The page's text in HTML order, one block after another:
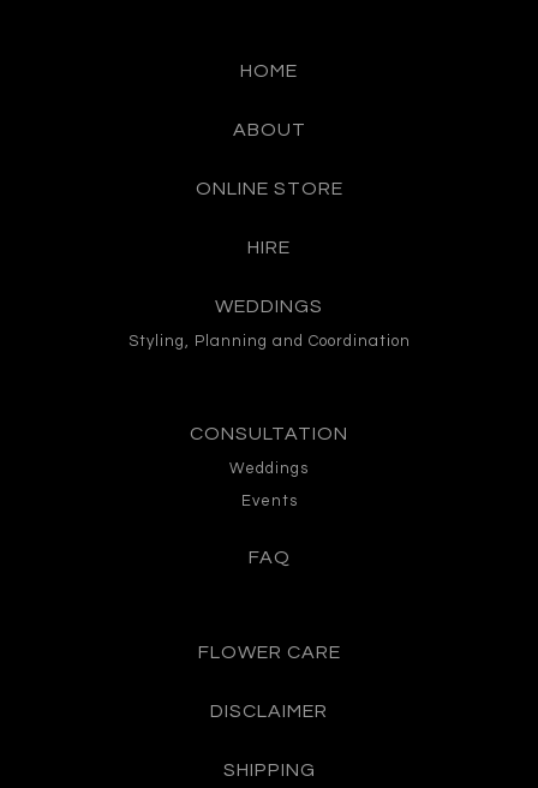
HOME
ABOUT
ONLINE STORE
HIRE
WEDDINGS
Styling, Planning and Coordination
CONSULTATION
Weddings
Events
FAQ
FLOWER CARE
DISCLAIMER
SHIPPING